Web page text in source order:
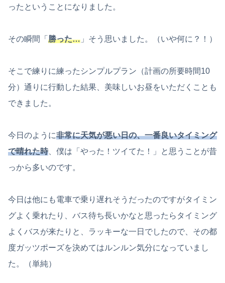
ったということになりました。
その瞬間「 勝った… 」そう思いました。（いや何に？！）
そこで練りに練ったシンプルプラン（計画の所要時間10
分）通りに行動した結果、美味しいお昼をいただくことも
できました。
今日のように非常に天気が悪い日の、一番良いタイミング
で晴れた時、僕は「やった！ツイてた！」と思うことが昔
っから多いのです。
今日は他にも電車で乗り遅れそうだったのですがタイミン
グよく乗れたり、バス待ち長いかなと思ったらタイミング
よくバスが来たりと、ラッキーな一日でしたので、その都
度ガッツポーズを決めてはルンルン気分になっていまし
た。（単純）